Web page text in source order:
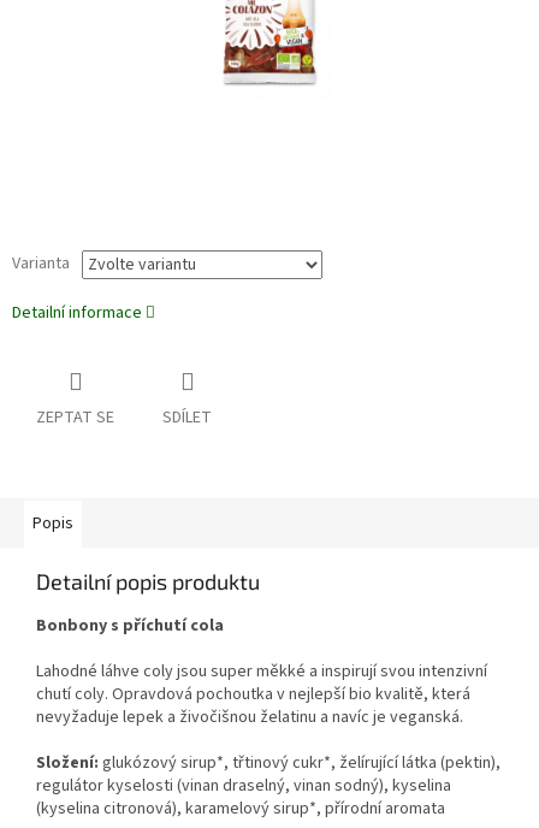
Varianta
Detailní informace
ZEPTAT SE SDÍLET
Popis
Detailní popis produktu
Bonbony s příchutí cola
Lahodné láhve coly jsou super měkké a inspirují svou intenzivní
chutí coly. Opravdová pochoutka v nejlepší bio kvalitě, která
nevyžaduje lepek a živočišnou želatinu a navíc je veganská.
Složení: glukózový sirup*, třtinový cukr*, želírující látka (pektin),
regulátor kyselosti (vinan draselný, vinan sodný), kyselina
(kyselina citronová), karamelový sirup*, přírodní aromata